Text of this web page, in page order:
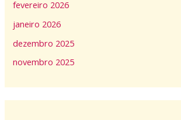
fevereiro 2026
janeiro 2026
dezembro 2025
novembro 2025